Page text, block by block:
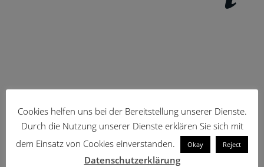
Cookies helfen uns bei der Bereitstellung unserer Dienste.
Durch die Nutzung unserer Dienste erklären Sie sich mit
dem Einsatz von Cookies einverstanden.
Okay Reject
Datenschutzerklärung